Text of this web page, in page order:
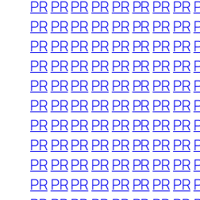
PRPRPRPRPR PRPRPR
PRPRPRPRPR PRPRPR
PRPRPRPRPR PRPRPR
PRPRPRPRPR PRPRPR
PRPRPRPRPR PRPRPR
PRPRPRPRPR PRPRPR
PRPRPRPRPR PRPRPR
PRPRPRPRPR PRPRPR
PRPRPRPRPR PRPRPR
PRPRPRPRPR PRPRPR